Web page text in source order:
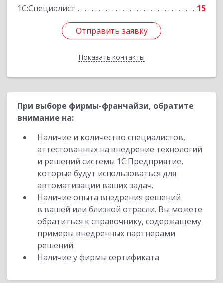
1С:Специалист
15
Отправить заявку
Показать контакты
Отправить заявку
Назад
При выборе фирмы-франчайзи, обратите
внимание на:
Наличие и количество специалистов,
аттестованных на внедрение технологий
и решений системы 1С:Предприятие,
которые будут использоваться для
автоматизации ваших задач.
Наличие опыта внедрения решений
в вашей или близкой отрасли. Вы можете
обратиться к справочнику, содержащему
примеры внедренных партнерами
решений.
Наличие у фирмы сертификата